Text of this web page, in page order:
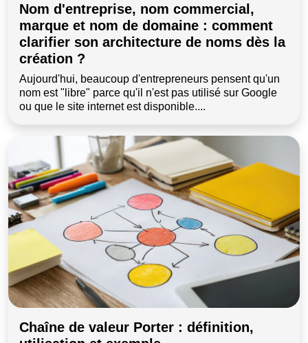
Nom d'entreprise, nom commercial,
marque et nom de domaine : comment
clarifier son architecture de noms dès la
création ?
Aujourd'hui, beaucoup d'entrepreneurs pensent qu'un
nom est "libre" parce qu'il n'est pas utilisé sur Google
ou que le site internet est disponible....
Chaîne de valeur Porter : définition,